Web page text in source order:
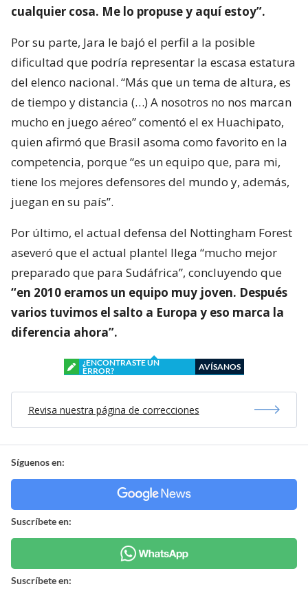
cualquier cosa. Me lo propuse y aquí estoy”.
Por su parte, Jara le bajó el perfil a la posible
dificultad que podría representar la escasa estatura
del elenco nacional. “Más que un tema de altura, es
de tiempo y distancia (…) A nosotros no nos marcan
mucho en juego aéreo” comentó el ex Huachipato,
quien afirmó que Brasil asoma como favorito en la
competencia, porque “es un equipo que, para mi,
tiene los mejores defensores del mundo y, además,
juegan en su país”.
Por último, el actual defensa del Nottingham Forest
aseveró que el actual plantel llega “mucho mejor
preparado que para Sudáfrica”, concluyendo que
“en 2010 eramos un equipo muy joven. Después
varios tuvimos el salto a Europa y eso marca la
diferencia ahora”.
¿ENCONTRASTE UN
ERROR?
AVÍSANOS
Revisa nuestra página de correcciones
Síguenos en:
Suscríbete en:
Suscríbete en: